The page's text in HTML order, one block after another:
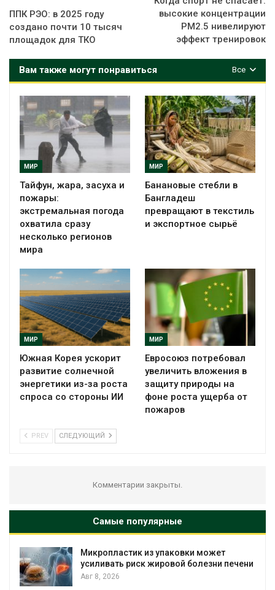
ППК РЭО: в 2025 году
создано почти 10 тысяч
площадок для ТКО
высокие концентрации
PM2.5 нивелируют
эффект тренировок
Все
Вам также могут понравиться
МИР
Тайфун, жара, засуха и
пожары:
экстремальная погода
охватила сразу
несколько регионов
мира
МИР
Банановые стебли в
Бангладеш
превращают в текстиль
и экспортное сырьё
МИР
Южная Корея ускорит
развитие солнечной
энергетики из-за роста
спроса со стороны ИИ
МИР
Евросоюз потребовал
увеличить вложения в
защиту природы на
фоне роста ущерба от
пожаров
PREV СЛЕДУЮЩИЙ
Комментарии закрыты.
Самые популярные
из упаковки может
жировой болезни печени
Камчатские
вес перед